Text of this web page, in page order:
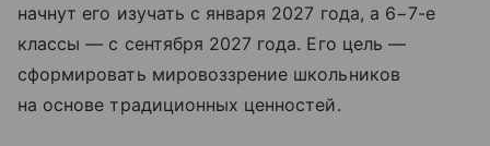
начнут его изучать с января 2027 года, а 6−7-е
классы — с сентября 2027 года. Его цель —
сформировать мировоззрение школьников
на основе традиционных ценностей.